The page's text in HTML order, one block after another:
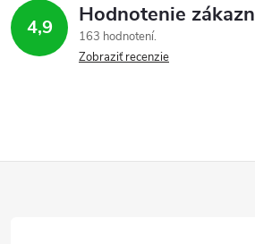
4,9 Hodnotenie
163 hodnotení
Zobraziť recenzie